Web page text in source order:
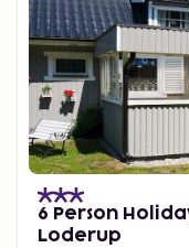
6 Person
Loderup